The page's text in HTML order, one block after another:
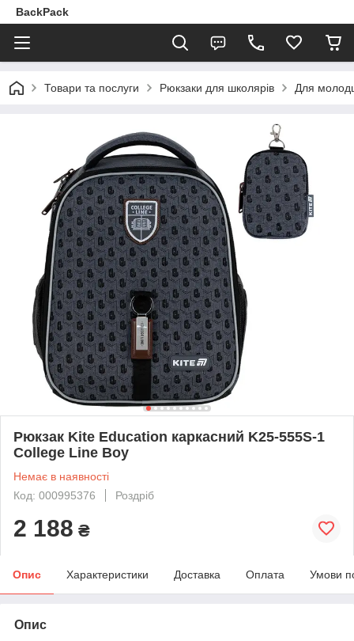
BackPack
Товари та послуги Рюкзаки для школярів Для
Рюкзак Kite Education каркасний K25-555S-1
College Line Boy
Немає в наявності
Код: 000995376
Роздріб
2 188 ₴
Опис Характеристики Доставка Оплата Умови
Опис